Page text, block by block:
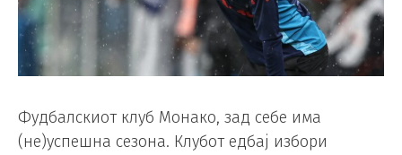
Фудбалскиот клуб Монако, зад себе има
(не)успешна сезона. Клубот едбај избори